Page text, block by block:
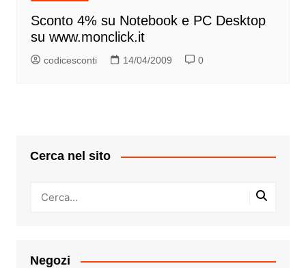
Sconto 4% su Notebook e PC Desktop
su www.monclick.it
codicesconti 14/04/2009 0
Cerca nel sito
Negozi